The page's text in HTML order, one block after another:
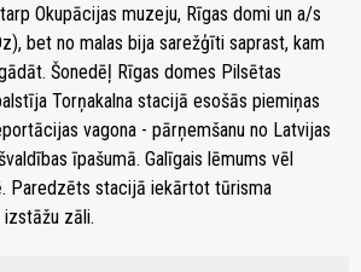
Okupācijas muzeju, Rīgas domi un a/s
bet no malas bija sarežģīti saprast, kam
Šonedēļ Rīgas domes Pilsētas
Torņakalna stacijā esošās piemiņas
vagona - pārņemšanu no Latvijas
īpašumā. Galīgais lēmums vēl
Paredzēts stacijā iekārtot tūrisma
zāli.